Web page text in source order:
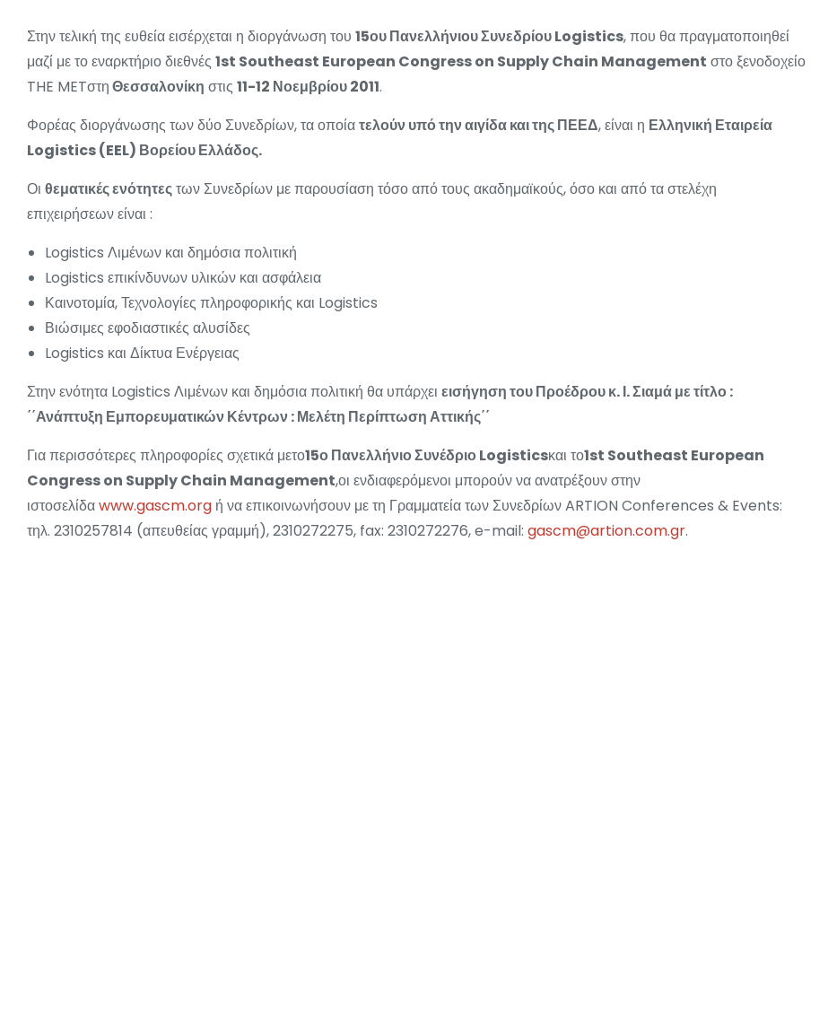
Στην τελική της ευθεία εισέρχεται η διοργάνωση του 15ου Πανελλήνιου Συνεδρίου Logistics, που θα πραγματοποιηθεί
μαζί με το εναρκτήριο διεθνές 1st Southeast European Congress on Supply Chain Management στο ξενοδοχείο
THE METστηΘεσσαλονίκη στις 11-12 Νοεμβρίου 2011.
Φορέας διοργάνωσης των δύο Συνεδρίων, τα οποίατελούν υπό την αιγίδα και της ΠΕΕΔ, είναι η Ελληνική Εταιρεία
Logistics (EEL) Βορείου Ελλάδος.
Οι θεματικές ενότητεςτων Συνεδρίων με παρουσίαση τόσο από τους ακαδημαϊκούς, όσο και από τα στελέχη
επιχειρήσεων είναι :
Logistics Λιμένων και δημόσια πολιτική
Logistics επικίνδυνων υλικών και ασφάλεια
Καινοτομία, Τεχνολογίες πληροφορικής και Logistics
Βιώσιμες εφοδιαστικές αλυσίδες
Logistics και Δίκτυα Ενέργειας
Στην ενότητα Logistics Λιμένων και δημόσια πολιτική θα υπάρχει εισήγηση του Προέδρου κ. Ι. Σιαμά με τίτλο :
΄΄Ανάπτυξη Εμπορευματικών Κέντρων : Μελέτη Περίπτωση Αττικής΄΄
Για περισσότερες πληροφορίες σχετικά μετο15ο Πανελλήνιο Συνέδριο Logisticsκαι το1st Southeast European
Congress on Supply Chain Management,οι ενδιαφερόμενοι μπορούν να ανατρέξουν στην
ιστοσελίδαwww.gascm.org ή να επικοινωνήσουν με τη Γραμματεία των Συνεδρίων ARTION Conferences & Events:
τηλ. 2310257814 (απευθείας γραμμή), 2310272275, fax: 2310272276, e-mail: gascm@artion.com.gr.